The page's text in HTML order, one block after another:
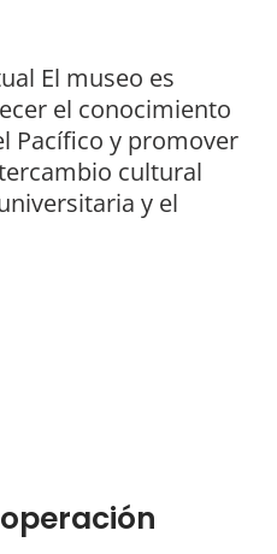
El museo es
el conocimiento
Pacífico y promover
cultural
y el